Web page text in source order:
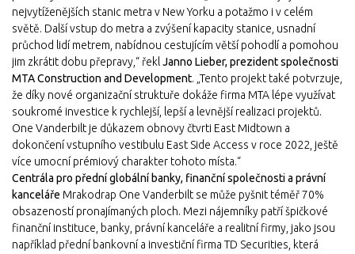
nejvytíženějších stanic metra v New Yorku a potažmo i v celém
světě. Další vstup do metra a zvýšení kapacity stanice, usnadní
průchod lidí metrem, nabídnou cestujícím větší pohodlí a pomohou
jim zkrátit dobu přepravy,“ řeklJanno Lieber, prezident společnosti
MTA Construction and Development. „Tento projekt také potvrzuje,
že díky nové organizační struktuře dokáže firma MTA lépe využívat
soukromé investice k rychlejší, lepší a levnější realizaci projektů.
One Vanderbilt je důkazem obnovy čtvrti East Midtown a
dokončení vstupního vestibulu East Side Access v roce 2022, ještě
více umocní prémiový charakter tohoto místa.“
Centrála pro přední globální banky, finanční společnosti a právní
kanceláře Mrakodrap One Vanderbilt se může pyšnit téměř 70%
obsazeností pronajímaných ploch. Mezi nájemníky patří špičkové
finanční instituce, banky, právní kanceláře a realitní firmy, jako jsou
například přední bankovní a investiční firma TD Securities, která